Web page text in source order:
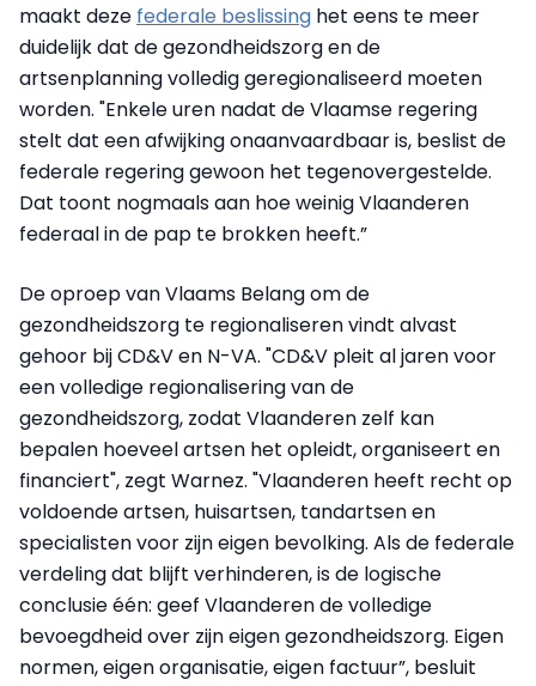
maakt deze federale beslissing het eens te meer
duidelijk dat de gezondheidszorg en de
artsenplanning volledig geregionaliseerd moeten
worden. "Enkele uren nadat de Vlaamse regering
stelt dat een afwijking onaanvaardbaar is, beslist de
federale regering gewoon het tegenovergestelde.
Dat toont nogmaals aan hoe weinig Vlaanderen
federaal in de pap te brokken heeft.”
De oproep van Vlaams Belang om de
gezondheidszorg te regionaliseren vindt alvast
gehoor bij CD&V en N-VA. "CD&V pleit al jaren voor
een volledige regionalisering van de
gezondheidszorg, zodat Vlaanderen zelf kan
bepalen hoeveel artsen het opleidt, organiseert en
financiert", zegt Warnez. "Vlaanderen heeft recht op
voldoende artsen, huisartsen, tandartsen en
specialisten voor zijn eigen bevolking. Als de federale
verdeling dat blijft verhinderen, is de logische
conclusie één: geef Vlaanderen de volledige
bevoegdheid over zijn eigen gezondheidszorg. Eigen
normen, eigen organisatie, eigen factuur”, besluit